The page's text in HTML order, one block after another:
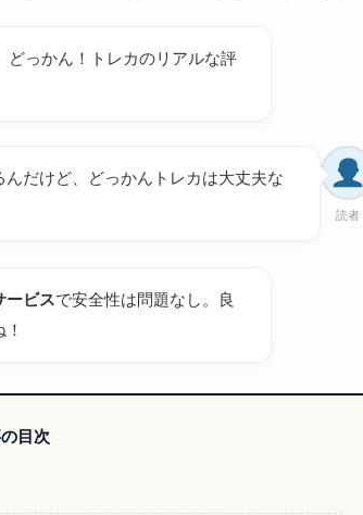
どっかん！トレカのリアルな評
読者
だけど、どっかんトレカは大丈夫な
ービスで安全性は問題なし。良
目次